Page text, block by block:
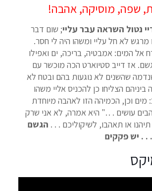
שפה, מוסיקה, אהבה!
נטול השראה עבר עליי; שום דבר
מרגש לא חל עליי ומשהו היה לי חסר.
אל המים: אמבטיה, בריכה, ים ואפילו
אז דייב סטיוארט הכה מוכשר עם
שהשנים לא נוגעות בהם ובטח לא
הצליחו כן להכניס אליי משהו
מים וכן, הכמיהה הזו לאהבה מיוחדת
עושים . . ." היא אמרה, לא אני שרק
או תאהבו, לשיקוליכם . . . הגשם
. יש פקקים